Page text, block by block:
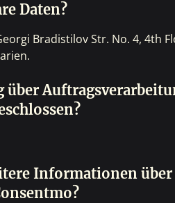
Daten?
Bradistilov Str. No. 4, 4th
über
Informationen über